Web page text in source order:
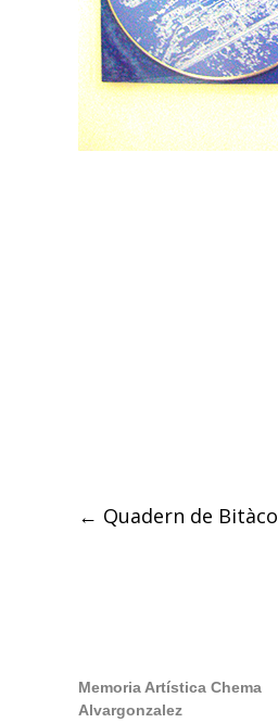
Post
← Quadern de
Memoria Artística Chema
Alvargonzalez